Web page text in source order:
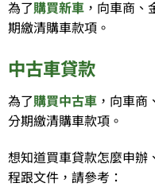
為了購買新車 ，向車商
期繳清購車款項。
中古車貸款
為了購買中古車 ，向車
分期繳清購車款項。
想知道買車貸款怎麼申辦
程跟文件，請參考：